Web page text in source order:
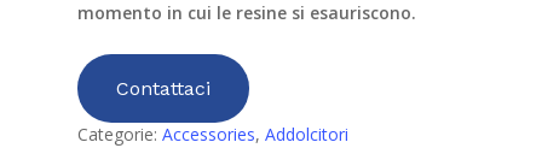
momento in cui le resine si esauriscono.
Contattaci
Categorie: Accessories, Addolcitori